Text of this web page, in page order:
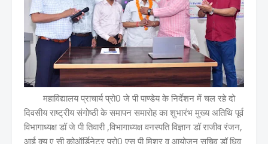
महाविद्यालय प्राचार्य प्रो0 जे पी पाण्डेय के निर्देशन में चल रहे दो
दिवसीय राष्ट्रीय संगोष्ठी के समापन समारोह का शुभारंभ मुख्य अतिथि पूर्व
विभागाध्यक्ष डॉ जे पी तिवारी ,विभागाध्यक्ष वनस्पति विज्ञान डॉ राजीव रंजन,
आई क्यू ए सी कोऑर्डिनेटर प्रो0 एस पी मिश्र व आयोजन सचिव डॉ धिव